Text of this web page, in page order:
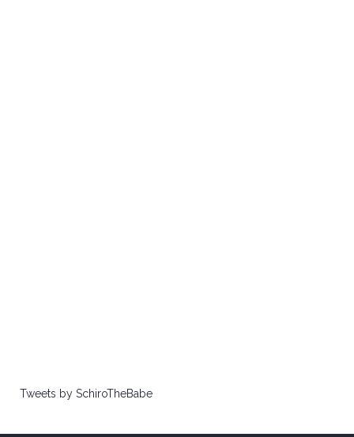
Tweets by SchiroTheBabe